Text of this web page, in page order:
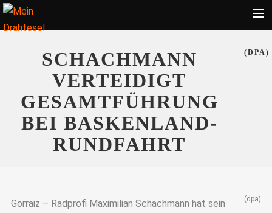
SCHACHMANN
VERTEIDIGT
GESAMTFÜHRUNG
BEI BASKENLAND-
RUNDFAHRT
(DPA)
Gorraiz – Radprofi Maximilian Schachmann hat sein
(dpa)